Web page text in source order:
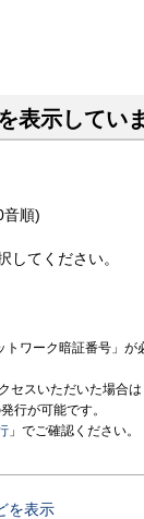
表示してい
音順)
してください。
ワーク暗証番号」
セスいただいた場合
行が可能です。
」でご確認ください。
を表示